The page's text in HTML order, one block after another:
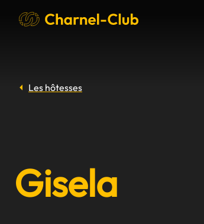
Les hôtesses
Gisela